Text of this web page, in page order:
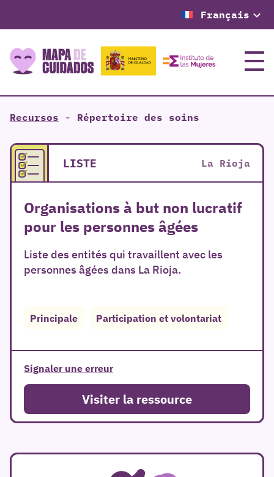
Français
Menu
Recursos - Répertoire des soins
LISTE La Rioja
Organisations à but non lucratif
pour les personnes âgées
Liste des entités qui travaillent avec les
personnes âgées dans La Rioja.
Principale Participation et volontariat
Signaler une erreur
Visiter la ressource